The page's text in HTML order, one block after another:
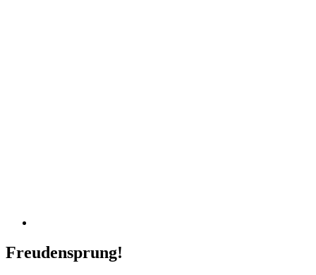
Freudensprung!